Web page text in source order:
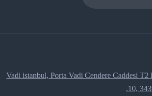
Vadi istanbul, Porta Vadi Cendere Caddesi​
10,